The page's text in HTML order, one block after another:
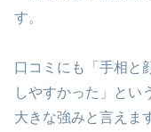
す。
口コミにも「手相と
しやすかった」とい
大きな強みと言えま